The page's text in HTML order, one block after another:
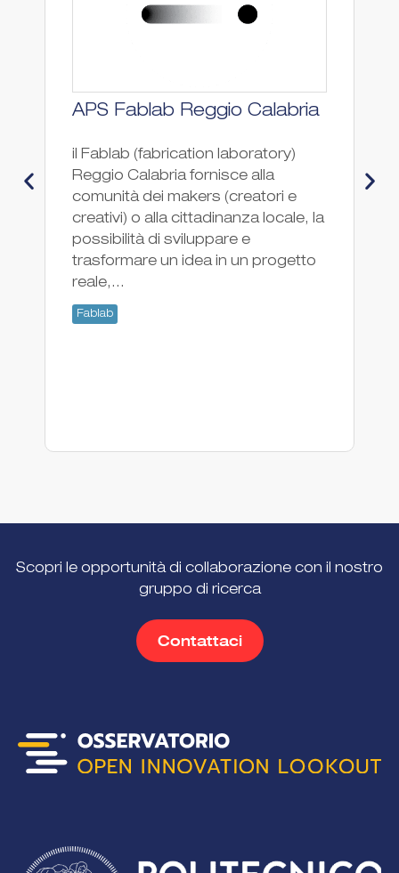
APS Fablab Reggio Calabria
il Fablab (fabrication laboratory)
Reggio Calabria fornisce alla
comunità dei makers (creatori e
creativi) o alla cittadinanza locale, la
possibilità di sviluppare e
trasformare un idea in un progetto
reale,...
Fablab
Scopri le opportunità di collaborazione con il nostro
gruppo di ricerca
Contattaci